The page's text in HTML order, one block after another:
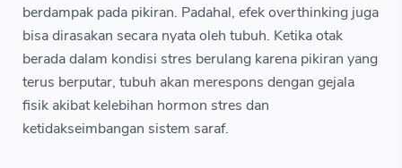
berdampak pada pikiran. Padahal, efek overthinking juga
bisa dirasakan secara nyata oleh tubuh. Ketika otak
berada dalam kondisi stres berulang karena pikiran yang
terus berputar, tubuh akan merespons dengan gejala
fisik akibat kelebihan hormon stres dan
ketidakseimbangan sistem saraf.